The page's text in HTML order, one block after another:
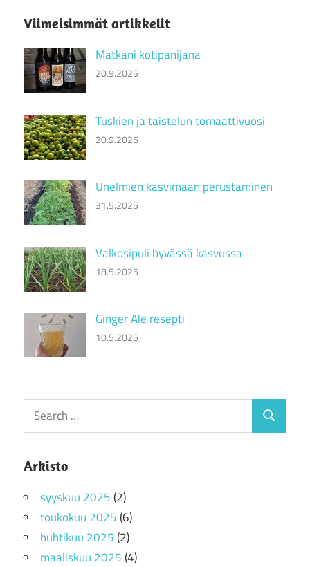
Viimeisimmät artikkelit
Matkani kotipanijana
20.9.2025
Tuskien ja taistelun tomaattivuosi
20.9.2025
Unelmien kasvimaan perustaminen
31.5.2025
Valkosipuli hyvässä kasvussa
18.5.2025
Ginger Ale resepti
10.5.2025
Search
for:
Search
Arkisto
syyskuu 2025(2)
toukokuu 2025(6)
huhtikuu 2025(2)
maaliskuu 2025(4)